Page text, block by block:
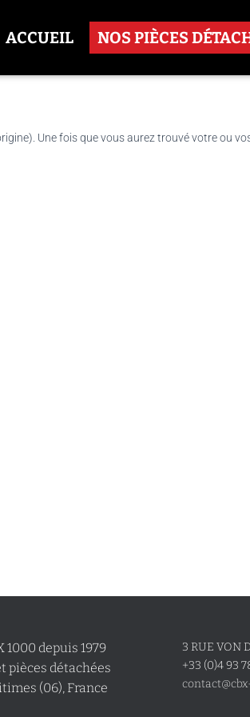
ACCUEIL NOS PIÈCES
Une fois que vous aurez trouvé votre ou
1000 depuis 1979
pièces détachées
(06), France
3 RUE VON
+33 (0)4 93